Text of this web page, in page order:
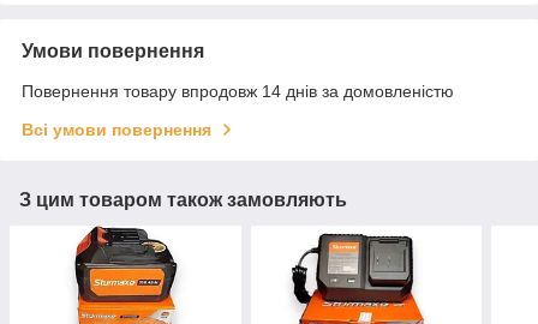
Умови повернення
Повернення товару впродовж 14 днів за домовленістю
Всі умови повернення
З цим товаром також замовляють